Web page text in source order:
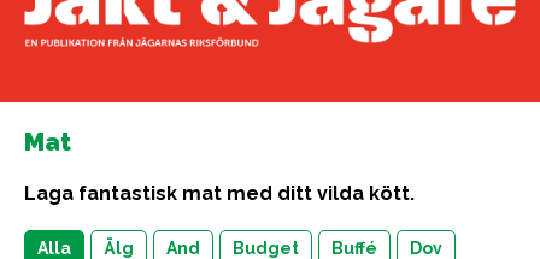
Mat
Laga fantastisk mat med ditt vilda kött.
Alla Älg And Budget Buffé Dov